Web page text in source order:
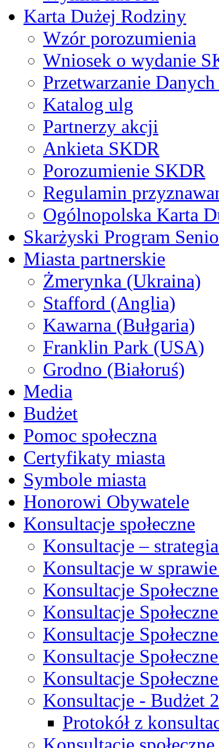
Karta Dużej Rodziny
Wzór porozumienia
Wniosek o wydanie
Przetwarzanie
Katalog ulg
Partnerzy akcji
Ankieta SKDR
Porozumienie SKDR
Regulamin
Ogólnopolska Karta
Skarżyski Program
Miasta partnerskie
Żmerynka (Ukraina)
Stafford (Anglia)
Kawarna (Bułgaria)
Franklin Park (USA)
Grodno (Białoruś)
Media
Budżet
Pomoc społeczna
Certyfikaty miasta
Symbole miasta
Honorowi Obywatele
Konsultacje społeczne
Konsultacje –
Konsultacje w
Konsultacje
Konsultacje
Konsultacje
Konsultacje
Konsultacje
Konsultacje - Budżet
Protokół z